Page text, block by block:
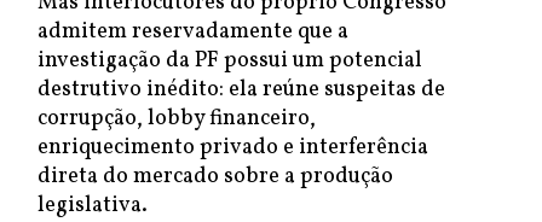
admitem reservadamente que a
investigação da PF possui um potencial
destrutivo inédito: ela reúne suspeitas de
corrupção, lobby financeiro,
enriquecimento privado e interferência
direta do mercado sobre a produção
legislativa.